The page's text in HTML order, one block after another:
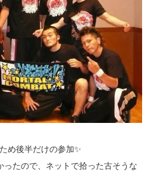
め後半だけの参加✨
たので、ネットで拾った古そうな